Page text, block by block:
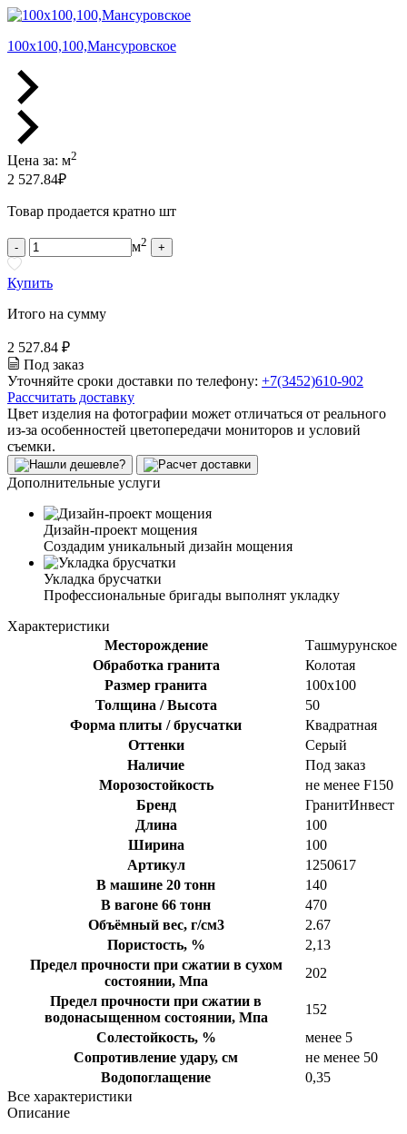
100х100,100,Мансуровское
Цена за: м2
2 527.84₽
Товар продается кратно шт
- м2 +
Купить
Итого на сумму
2 527.84 ₽
Под заказ
Уточняйте сроки доставки по телефону: +7(3452)610-902
Рассчитать доставку
Цвет изделия на фотографии может отличаться от реального
из-за особенностей цветопередачи мониторов и условий
съемки.
Дополнительные услуги
Дизайн-проект мощения
Создадим уникальный дизайн мощения
Укладка брусчатки
Профессиональные бригады выполнят укладку
Характеристики
Месторождение
Ташмурунское
Обработка гранита
Колотая
Размер гранита
100х100
Толщина / Высота
50
Форма плиты / брусчатки
Квадратная
Оттенки
Серый
Наличие
Под заказ
Морозостойкость
не менее F150
Бренд
ГранитИнвест
Длина
100
Ширина
100
Артикул
1250617
В машине 20 тонн
140
В вагоне 66 тонн
470
Объёмный вес, г/см3
2.67
Пористость, %
2,13
Предел прочности при сжатии в сухом
состоянии, Мпа
202
Предел прочности при сжатии в
водонасыщенном состоянии, Мпа
152
Солестойкость, %
менее 5
Сопротивление удару, см
не менее 50
Водопоглащение
0,35
Все характеристики
Описание